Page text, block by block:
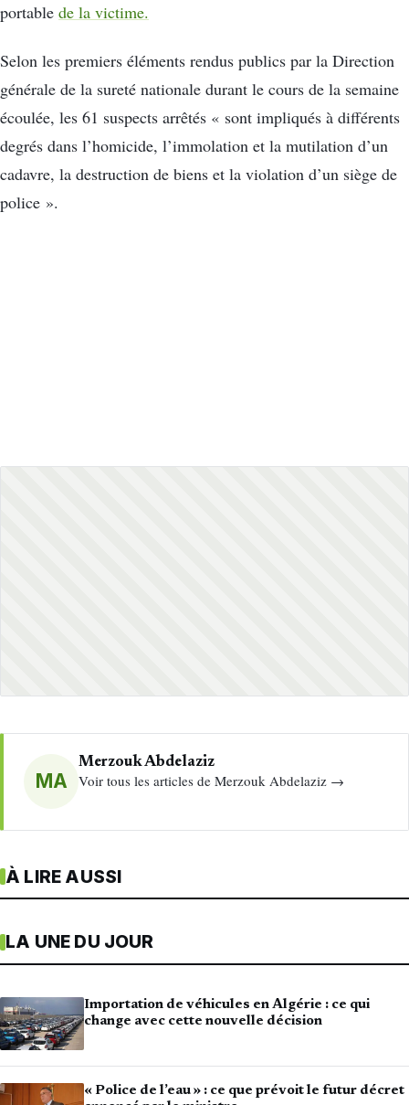
portable de la victime.
Selon les premiers éléments rendus publics par la Direction
générale de la sureté nationale durant le cours de la semaine
écoulée, les 61 suspects arrêtés « sont impliqués à différents
degrés dans l’homicide, l’immolation et la mutilation d’un
cadavre, la destruction de biens et la violation d’un siège de
police ».
MA
Merzouk Abdelaziz
Voir tous les articles de Merzouk Abdelaziz →
À LIRE AUSSI
LA UNE DU JOUR
Importation de véhicules en Algérie : ce qui
change avec cette nouvelle décision
« Police de l’eau » : ce que prévoit le futur décret